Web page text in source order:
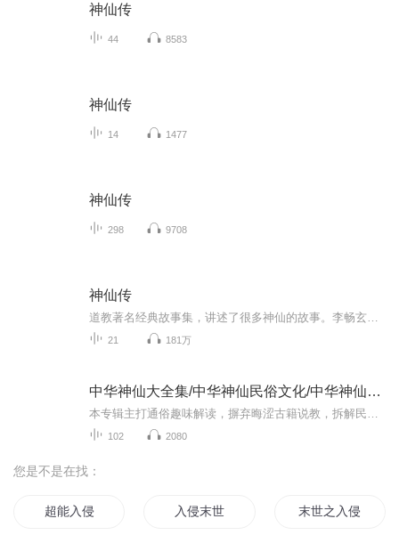
神仙传
44 8583
神仙传
14 1477
神仙传
298 9708
神仙传
21 181万
中华神仙大全集/中华神仙民俗文化/中华神仙谱系
102 2080
您是不是在找：
超能入侵 入侵末世 末世之入侵